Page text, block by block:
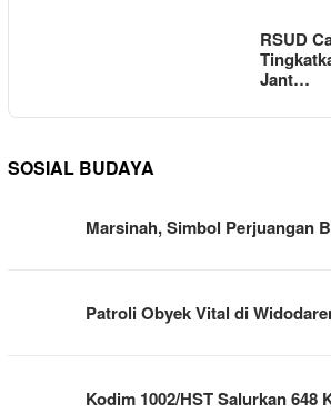
RSUD
Jant…
SOSIAL BUDAYA
Marsinah, Simbol Perjuangan
Patroli Obyek Vital di
Kodim 1002/HST Salurkan 648